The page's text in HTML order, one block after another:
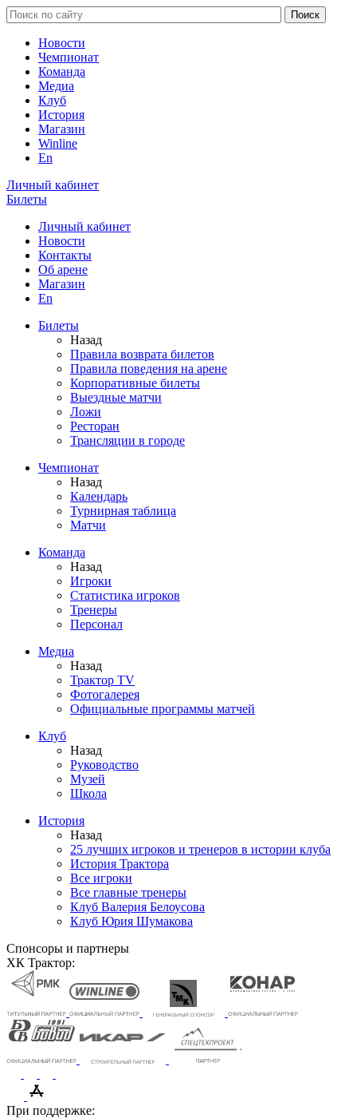
Новости
Чемпионат
Команда
Медиа
Клуб
История
Магазин
Winline
En
Личный кабинет
Билеты
Личный кабинет
Новости
Контакты
Об арене
Магазин
En
Билеты
Назад
Правила возврата билетов
Правила поведения на арене
Корпоративные билеты
Выездные матчи
Ложи
Ресторан
Трансляции в городе
Чемпионат
Назад
Календарь
Турнирная таблица
Матчи
Команда
Назад
Игроки
Статистика игроков
Тренеры
Персонал
Медиа
Назад
Трактор TV
Фотогалерея
Официальные программы матчей
Клуб
Назад
Руководство
Музей
Школа
История
Назад
25 лучших игроков и тренеров в истории клуба
История Трактора
Все игроки
Все главные тренеры
Клуб Валерия Белоусова
Клуб Юрия Шумакова
Спонсоры и партнеры
ХК Трактор:
При поддержке: